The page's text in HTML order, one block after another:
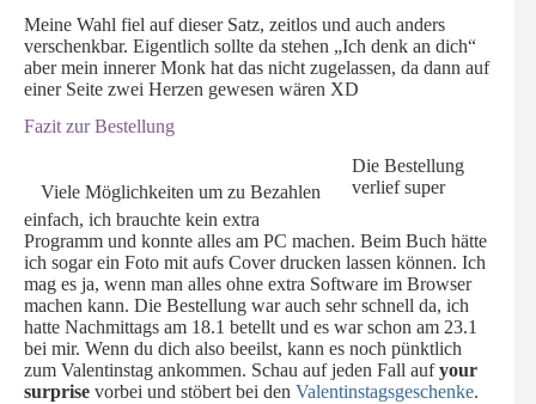
Meine Wahl fiel auf dieser Satz, zeitlos und auch anders
verschenkbar. Eigentlich sollte da stehen „Ich denk an dich“
aber mein innerer Monk hat das nicht zugelassen, da dann auf
einer Seite zwei Herzen gewesen wären XD
Fazit zur Bestellung
Viele Möglichkeiten um zu Bezahlen
Die Bestellung
verlief super
einfach, ich brauchte kein extra
Programm und konnte alles am PC machen. Beim Buch hätte
ich sogar ein Foto mit aufs Cover drucken lassen können. Ich
mag es ja, wenn man alles ohne extra Software im Browser
machen kann. Die Bestellung war auch sehr schnell da, ich
hatte Nachmittags am 18.1 betellt und es war schon am 23.1
bei mir. Wenn du dich also beeilst, kann es noch pünktlich
zum Valentinstag ankommen. Schau auf jeden Fall aufyour
surprise vorbei und stöbert bei den Valentinstagsgeschenke.